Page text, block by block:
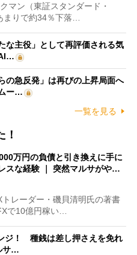
マン（東証スタンダード・
りで約34％下落…
な主役」として再評価される気
の急反発」は再びの上昇局面へ
ー…
一覧を見る
！
万円の負債と引き換えに手に
スな経験 ｜ 突然マルサがや…
レーダー・磯貝清明氏の著書
で10億円稼い…
ジ！ 種銭は差し押さえを免れ
サ…